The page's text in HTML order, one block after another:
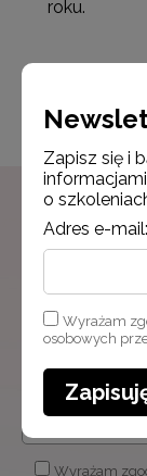
roku.
o
Wyrażam
Zapisz się i
informacjami
o
Adres e-mail:
Wyrażam
osobowych